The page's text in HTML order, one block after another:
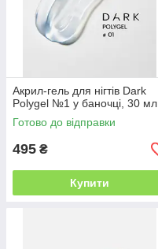
Aкрил-гель для нігтів Dark
Polygel №1 у баночці, 30 мл
Готово до відправки
495 ₴
Купити